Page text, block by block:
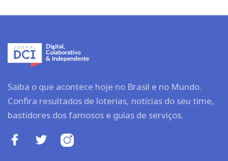
Saiba o que acontece hoje no Brasil e no Mundo.
Confira resultados de loterias, notícias do seu time,
bastidores dos famosos e guias de serviços.